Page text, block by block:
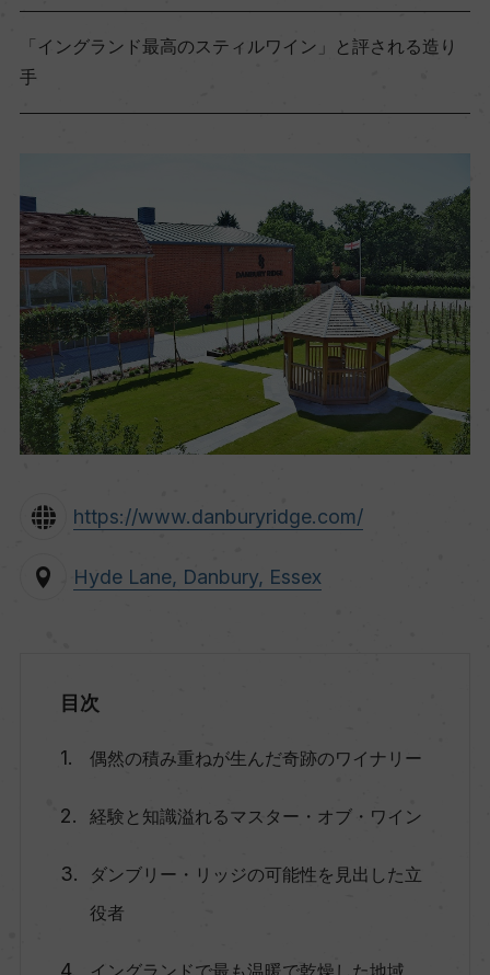
「イングランド最高のスティルワイン」と評される造り
手
https://www.danburyridge.com/
Hyde Lane, Danbury, Essex
目次
偶然の積み重ねが生んだ奇跡のワイナリー
経験と知識溢れるマスター・オブ・ワイン
ダンブリー・リッジの可能性を見出した立
役者